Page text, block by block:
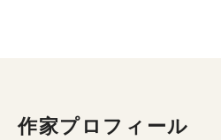
作家プロフィール